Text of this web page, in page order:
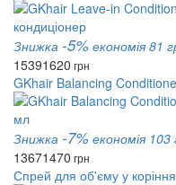
Знижка -5% економія 81
15391620 грн
GKhair Balancing
Знижка -7% економія 103
13671470 грн
Спрей для об'єму у